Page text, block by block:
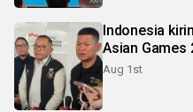
Indonesia
Asian Games
Aug 1st